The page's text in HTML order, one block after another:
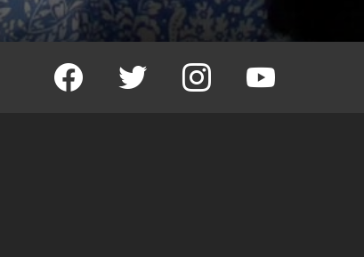
Facebook Twitter Instagram Youtube